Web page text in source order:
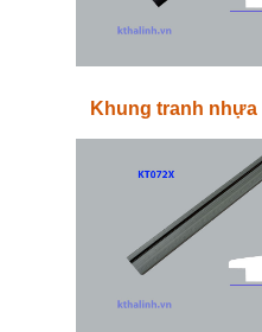
Khung tranh nhựa